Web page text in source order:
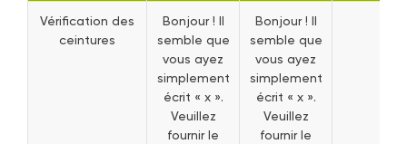
Vérification des
ceintures
Bonjour ! Il
semble que
vous ayez
simplement
écrit « x ».
Veuillez
fournir le
Bonjour ! Il
semble que
vous ayez
simplement
écrit « x ».
Veuillez
fournir le